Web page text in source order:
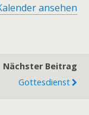
ansehen
Nächster Beitrag
Gottesdienst